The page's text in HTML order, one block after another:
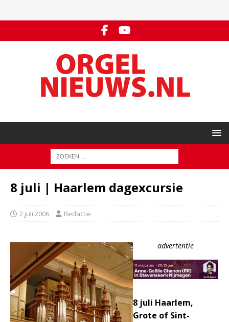
8 juli | Haarlem dagexcursie
2 juli 2006 Redactie
advertentie
8 juli Haarlem,
Grote of Sint-